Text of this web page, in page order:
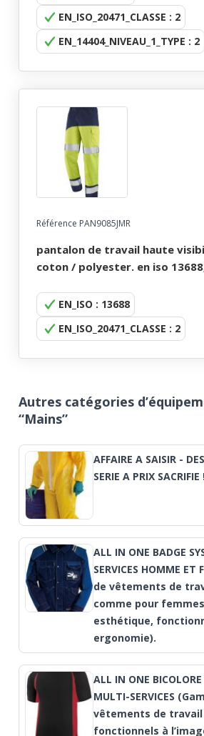
EN_ISO_20471_CLASSE : 2
EN_14404_NIVEAU_1_TYPE : 2
Référence PAN9085JMR
pantalon de travail haute
coton / polyester. en iso
EN_ISO : 13688
EN_ISO_20471_CLASSE : 2
Autres catégories
“Mains”
AFFAIRE A SAISIR -
SERIE A PRIX SACRIFIE
ALL IN ONE BADGE
SERVICES HOMME
de vêtements de
comme pour
esthétique,
ergonomie).
ALL IN ONE
MULTI-SERVICES
vêtements de
fonctionnels à